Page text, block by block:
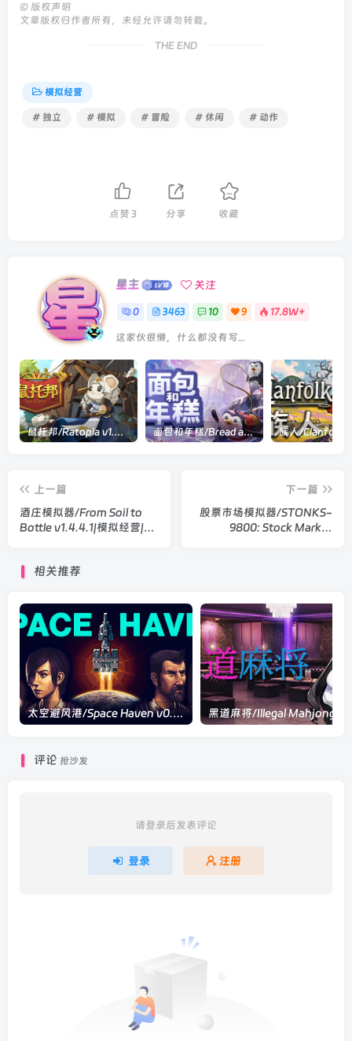
© 版权声明
文章版权归作者所有，未经允许请勿转载。
THE END
模拟经营
# 独立 # 模拟 # 冒险 # 休闲 # 动作
点赞 3 分享 收藏
星主 关注
0 3463 10 9 17.8W+
这家伙很懒，什么都没有写...
鼠托邦/Ratopia v1.0.0530|策略模拟|容量2.9GB|官方中文版 面包和年糕/Bread and Fred Build.21411256|动作冒险|容量1.1GB|官方中文版
上一篇
酒庄模拟器/From Soil to
Bottle v1.4.4.1|模拟经营|容
下一篇
股票市场模拟器/STONKS-
9800: Stock Market
相关推荐
太空避风港/Space Haven v0.21.2|模拟经营|容量316MB|官方中文版
评论 抢沙发
请登录后发表评论
登录 注册